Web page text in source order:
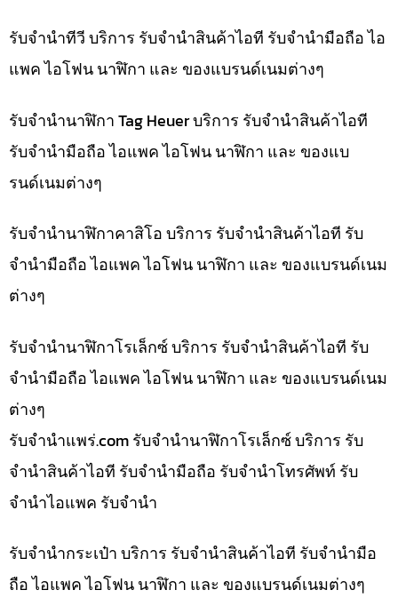
รับจำนำทีวี บริการ รับจำนำสินค้าไอที รับจำนำมือถือ ไอ
แพค ไอโฟน นาฬิกา และ ของแบรนด์เนมต่างๆ
รับจำนำนาฬิกา Tag Heuer บริการ รับจำนำสินค้าไอที
รับจำนำมือถือ ไอแพค ไอโฟน นาฬิกา และ ของแบ
รนด์เนมต่างๆ
รับจำนำนาฬิกาคาสิโอ บริการ รับจำนำสินค้าไอที รับ
จำนำมือถือ ไอแพค ไอโฟน นาฬิกา และ ของแบรนด์เนม
ต่างๆ
รับจำนำนาฬิกาโรเล็กซ์ บริการ รับจำนำสินค้าไอที รับ
จำนำมือถือ ไอแพค ไอโฟน นาฬิกา และ ของแบรนด์เนม
ต่างๆ
รับจํานําแพร่.com รับจำนำนาฬิกาโรเล็กซ์ บริการ รับ
จำนำสินค้าไอที รับจำนำมือถือ รับจำนำโทรศัพท์ รับ
จำนำไอแพค รับจำนำ
รับจำนำกระเป๋า บริการ รับจำนำสินค้าไอที รับจำนำมือ
ถือ ไอแพค ไอโฟน นาฬิกา และ ของแบรนด์เนมต่างๆ